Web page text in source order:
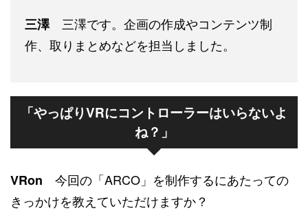
三澤三澤です。企画の作成やコンテンツ制
作、取りまとめなどを担当しました。
「 やっぱりVRにコントローラーはいらないよ
ね？ 」
VRon 今回の「ARCO」を制作するにあたっての
きっかけを教えていただけますか？